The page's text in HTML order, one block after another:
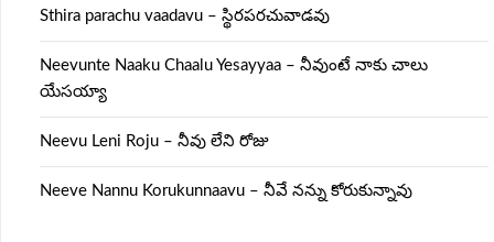
Sthira parachu vaadavu – స్థిరపరచువాడవు
Neevunte Naaku Chaalu Yesayyaa – నీవుంటే నాకు చాలు
యేసయ్యా
Neevu Leni Roju – నీవు లేని రోజు
Neeve Nannu Korukunnaavu – నీవే నన్ను కోరుకున్నావు